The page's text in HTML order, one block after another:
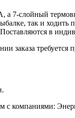
а 7-слойный
так и
в
требуется
с компаниями: